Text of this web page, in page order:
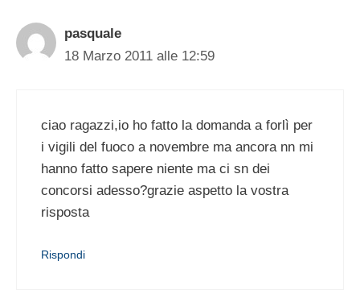
pasquale
18 Marzo 2011 alle 12:59
ciao ragazzi,io ho fatto la domanda a forlì per
i vigili del fuoco a novembre ma ancora nn mi
hanno fatto sapere niente ma ci sn dei
concorsi adesso?grazie aspetto la vostra
risposta
Rispondi